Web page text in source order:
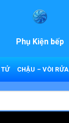
Phụ Kiện bếp
TỬ CHẬU – VÒI RỬA